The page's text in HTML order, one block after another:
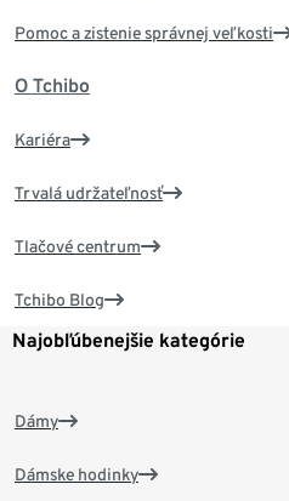
Pomoc a zistenie správnej veľkosti
O Tchibo
Kariéra
Trvalá udržateľnosť
Tlačové centrum
Tchibo Blog
Najobľúbenejšie kategórie
Dámy
Dámske hodinky